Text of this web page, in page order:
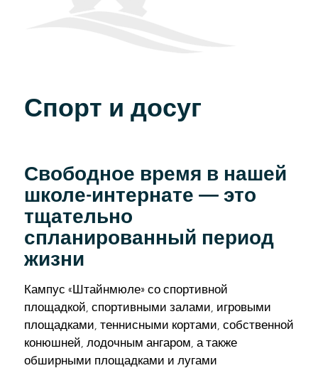
Спорт и досуг
Свободное время в нашей
школе-интернате — это
тщательно
спланированный период
жизни
Кампус «Штайнмюле» со спортивной
площадкой, спортивными залами, игровыми
площадками, теннисными кортами, собственной
конюшней, лодочным ангаром, а также
обширными площадками и лугами